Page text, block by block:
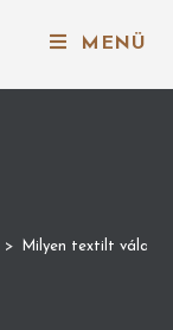
MENÜ
> Milyen textilt